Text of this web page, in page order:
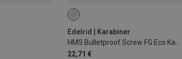
Edelrid | Karabiner
HMS Bulletproof Screw FG Eco Karabiner
22,71 €